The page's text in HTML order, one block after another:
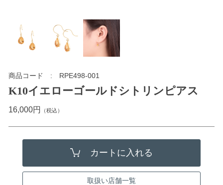
商品コード RPE498-001
K10イエローゴールドシトリンピアス
16,000円 （税込）
取扱い店舗一覧